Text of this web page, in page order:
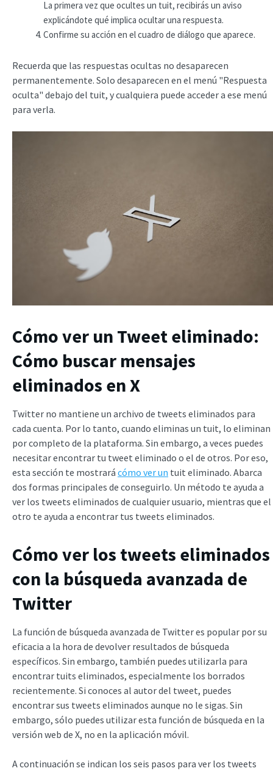
La primera vez que ocultes un tuit, recibirás un aviso
explicándote qué implica ocultar una respuesta.
Confirme su acción en el cuadro de diálogo que aparece.
Recuerda que las respuestas ocultas no desaparecen
permanentemente. Solo desaparecen en el menú "Respuesta
oculta" debajo del tuit, y cualquiera puede acceder a ese menú
para verla.
Cómo ver un Tweet eliminado:
Cómo buscar mensajes
eliminados en X
Twitter no mantiene un archivo de tweets eliminados para
cada cuenta. Por lo tanto, cuando eliminas un tuit, lo eliminan
por completo de la plataforma. Sin embargo, a veces puedes
necesitar encontrar tu tweet eliminado o el de otros. Por eso,
esta sección te mostrará cómo ver un tuit eliminado. Abarca
dos formas principales de conseguirlo. Un método te ayuda a
ver los tweets eliminados de cualquier usuario, mientras que el
otro te ayuda a encontrar tus tweets eliminados.
Cómo ver los tweets eliminados
con la búsqueda avanzada de
Twitter
La función de búsqueda avanzada de Twitter es popular por su
eficacia a la hora de devolver resultados de búsqueda
específicos. Sin embargo, también puedes utilizarla para
encontrar tuits eliminados, especialmente los borrados
recientemente. Si conoces al autor del tweet, puedes
encontrar sus tweets eliminados aunque no le sigas. Sin
embargo, sólo puedes utilizar esta función de búsqueda en la
versión web de X, no en la aplicación móvil.
A continuación se indican los seis pasos para ver los tweets